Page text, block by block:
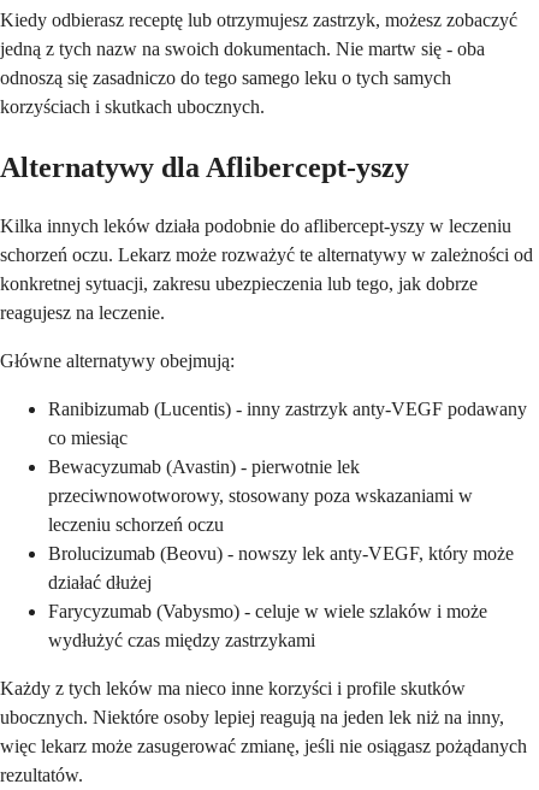
Kiedy odbierasz receptę lub otrzymujesz zastrzyk, możesz zobaczyć
jedną z tych nazw na swoich dokumentach. Nie martw się - oba
odnoszą się zasadniczo do tego samego leku o tych samych
korzyściach i skutkach ubocznych.
Alternatywy dla Aflibercept-yszy
Kilka innych leków działa podobnie do aflibercept-yszy w leczeniu
schorzeń oczu. Lekarz może rozważyć te alternatywy w zależności od
konkretnej sytuacji, zakresu ubezpieczenia lub tego, jak dobrze
reagujesz na leczenie.
Główne alternatywy obejmują:
Ranibizumab (Lucentis) - inny zastrzyk anty-VEGF podawany
co miesiąc
Bewacyzumab (Avastin) - pierwotnie lek
przeciwnowotworowy, stosowany poza wskazaniami w
leczeniu schorzeń oczu
Brolucizumab (Beovu) - nowszy lek anty-VEGF, który może
działać dłużej
Farycyzumab (Vabysmo) - celuje w wiele szlaków i może
wydłużyć czas między zastrzykami
Każdy z tych leków ma nieco inne korzyści i profile skutków
ubocznych. Niektóre osoby lepiej reagują na jeden lek niż na inny,
więc lekarz może zasugerować zmianę, jeśli nie osiągasz pożądanych
rezultatów.